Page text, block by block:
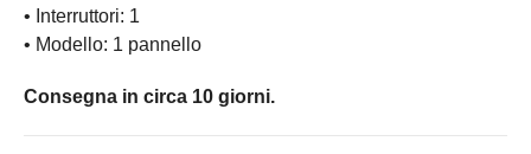
• Interruttori: 1
• Modello: 1 pannello
Consegna in circa 10 giorni.